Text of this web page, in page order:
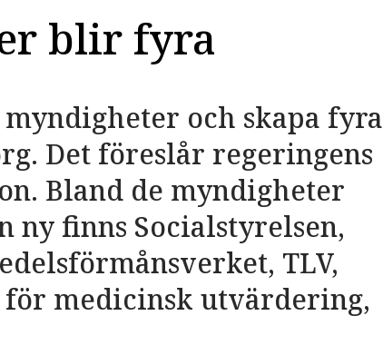
blir fyra
och skapa fyra
Det föreslår regeringens
Bland de myndigheter
ny finns Socialstyrelsen,
TLV,
för medicinsk utvärdering,